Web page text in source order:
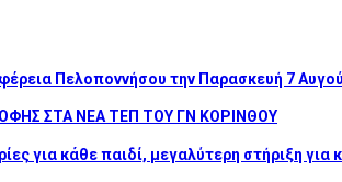
Πελοποννήσου την Παρασκευή 7
ΣΤΑ ΝΕΑ ΤΕΠ ΤΟΥ ΓΝ ΚΟΡΙΝΘΟΥ
για κάθε παιδί, μεγαλύτερη στήριξη